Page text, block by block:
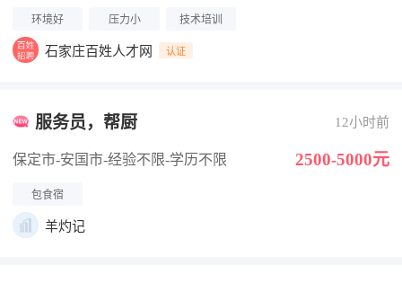
环境好 压力小 技术培训
石家庄百姓人才网 认证
服务员，帮厨 12小时前
保定市-安国市-经验不限-学历不限 2500-5000元
包食宿
羊灼记